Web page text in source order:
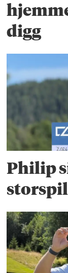
digg
Philip